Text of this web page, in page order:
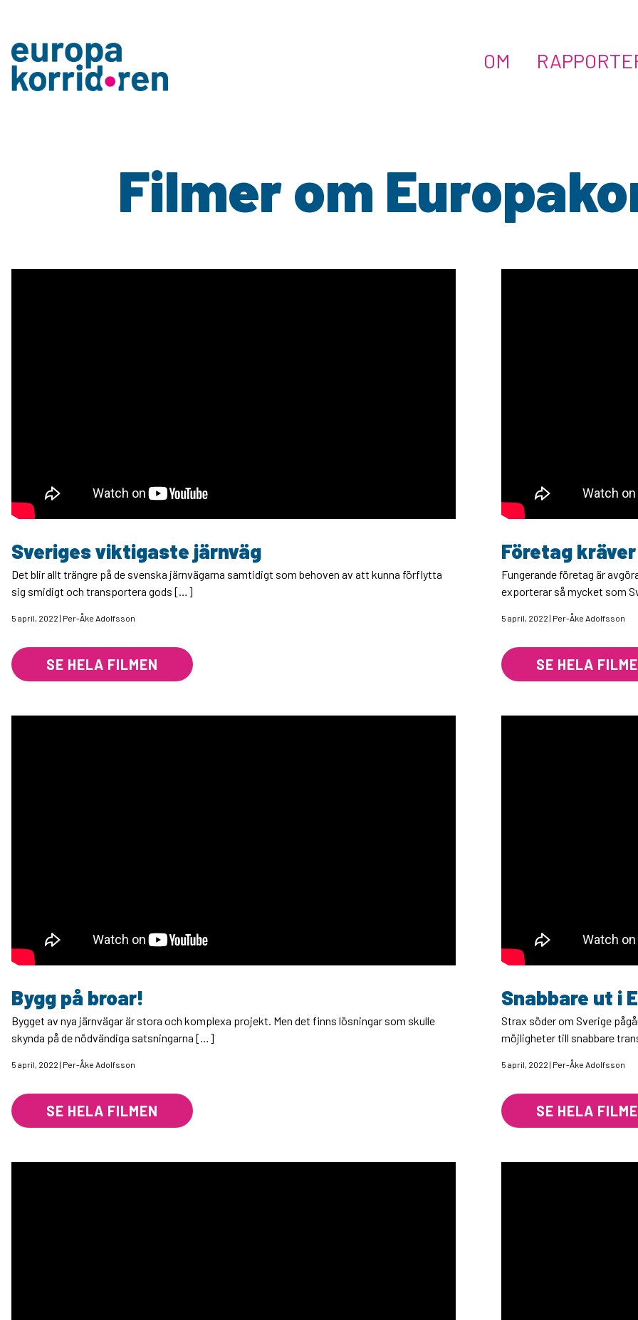
OM
Filmer om
Sveriges viktigaste järnväg
Det blir allt trängre på de svenska järnvägarna samtidigt som behoven av att kunna förflytta
sig smidigt och transportera gods […]
5 april, 2022 | Per-Åke Adolfsson
SE HELA FILMEN
Företag
Fungerande företag är
exporterar så mycket som
5 april, 2022 | Per-Åke Adolfsson
SE HELA
Bygg på broar!
Bygget av nya järnvägar är stora och komplexa projekt. Men det finns lösningar som skulle
skynda på de nödvändiga satsningarna […]
5 april, 2022 | Per-Åke Adolfsson
SE HELA FILMEN
Snabbare ut i
Strax söder om Sverige
möjligheter till snabbare
5 april, 2022 | Per-Åke Adolfsson
SE HELA